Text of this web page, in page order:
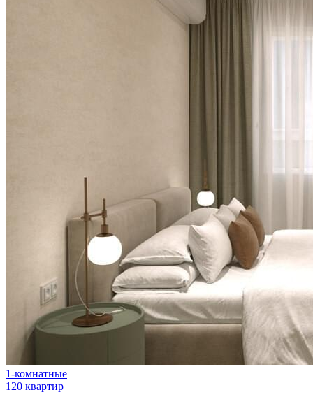
1-комнатные
120 квартир